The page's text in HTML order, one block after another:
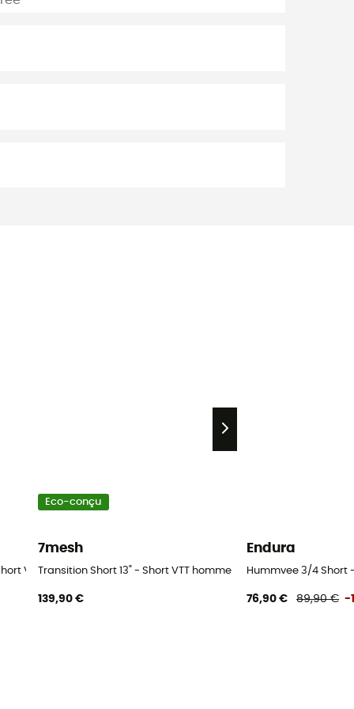
VTT homme
Eco-conçu
7mesh
Transition Short 13" - Short VTT homme
139,90 €
Endura
Hummvee 3/4 Short
76,90 € 89,90 € -